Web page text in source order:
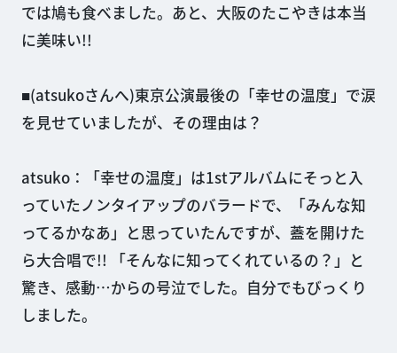
では鳩も食べました。あと、大阪のたこやきは本当
に美味い!!
■(atsukoさんへ)東京公演最後の「幸せの温度」で涙
を見せていましたが、その理由は？
atsuko：「幸せの温度」は1stアルバムにそっと入
っていたノンタイアップのバラードで、「みんな知
ってるかなあ」と思っていたんですが、蓋を開けた
ら大合唱で!! 「そんなに知ってくれているの？」と
驚き、感動…からの号泣でした。自分でもびっくり
しました。